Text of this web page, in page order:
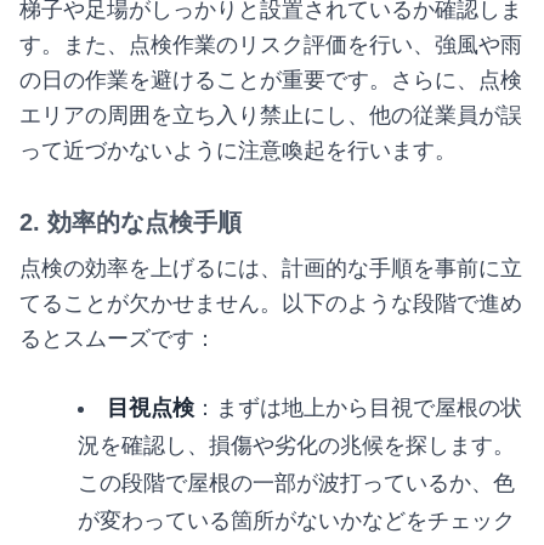
梯子や足場がしっかりと設置されているか確認しま
す。また、点検作業のリスク評価を行い、強風や雨
の日の作業を避けることが重要です。さらに、点検
エリアの周囲を立ち入り禁止にし、他の従業員が誤
って近づかないように注意喚起を行います。
2. 効率的な点検手順
点検の効率を上げるには、計画的な手順を事前に立
てることが欠かせません。以下のような段階で進め
るとスムーズです：
目視点検：まずは地上から目視で屋根の状
況を確認し、損傷や劣化の兆候を探します。
この段階で屋根の一部が波打っているか、色
が変わっている箇所がないかなどをチェック